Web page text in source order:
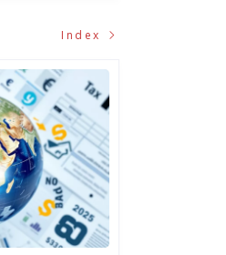
Pemerintah Siapkan Dana
untuk Program Koperasi Desa
Merah Putih
Index